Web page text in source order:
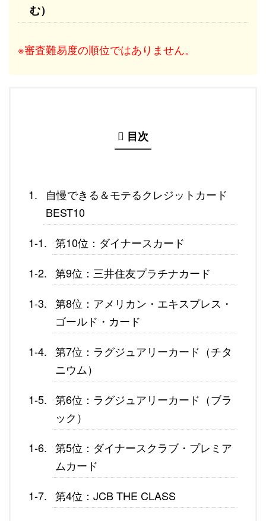
む）
※審査難易度の順位ではありません。
目次
自慢できる＆モテるクレジットカード
BEST10
第10位：ダイナースカード
第9位：三井住友プラチナカード
第8位：アメリカン・エキスプレス・
ゴールド・カード
第7位：ラグジュアリーカード（チタ
ニウム）
第6位：ラグジュアリーカード（ブラ
ック）
第5位：ダイナースクラブ・プレミア
ムカード
第4位：JCB THE CLASS